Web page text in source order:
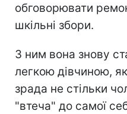
обговорювати
шкільні збори.
З ним вона знову
легкою дівчиною,
зрада не стільки
"втеча" до самої